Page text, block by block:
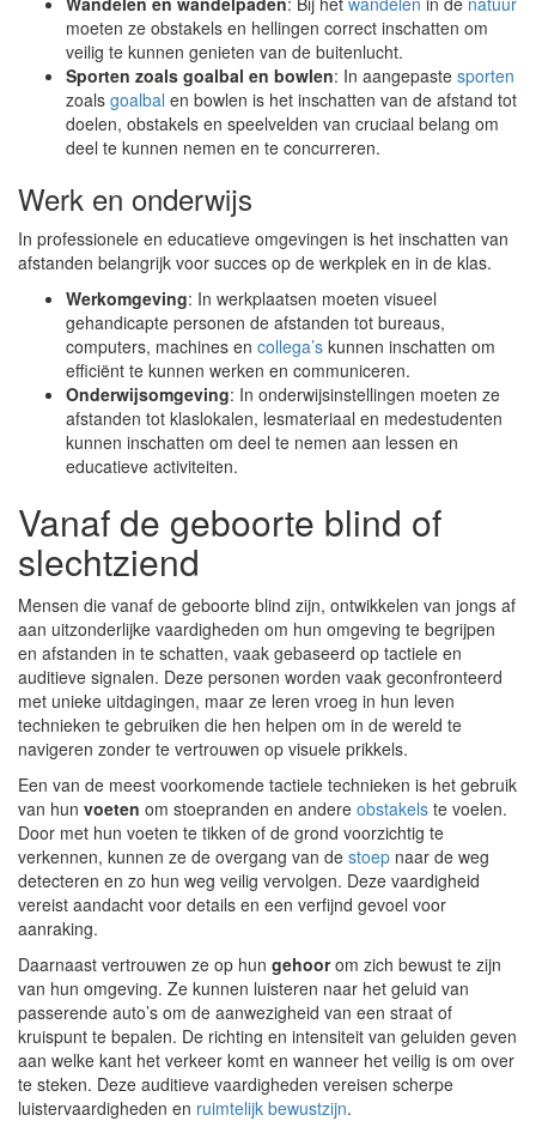
moeten ze obstakels en hellingen correct inschatten om
veilig te kunnen genieten van de buitenlucht.
Sporten zoals goalbal en bowlen: In aangepaste sporten
zoals goalbal en bowlen is het inschatten van de afstand tot
doelen, obstakels en speelvelden van cruciaal belang om
deel te kunnen nemen en te concurreren.
Werk en onderwijs
In professionele en educatieve omgevingen is het inschatten van
afstanden belangrijk voor succes op de werkplek en in de klas.
Werkomgeving: In werkplaatsen moeten visueel
gehandicapte personen de afstanden tot bureaus,
computers, machines en collega’s kunnen inschatten om
efficiënt te kunnen werken en communiceren.
Onderwijsomgeving: In onderwijsinstellingen moeten ze
afstanden tot klaslokalen, lesmateriaal en medestudenten
kunnen inschatten om deel te nemen aan lessen en
educatieve activiteiten.
Vanaf de geboorte blind of
slechtziend
Mensen die vanaf de geboorte blind zijn, ontwikkelen van jongs af
aan uitzonderlijke vaardigheden om hun omgeving te begrijpen
en afstanden in te schatten, vaak gebaseerd op tactiele en
auditieve signalen. Deze personen worden vaak geconfronteerd
met unieke uitdagingen, maar ze leren vroeg in hun leven
technieken te gebruiken die hen helpen om in de wereld te
navigeren zonder te vertrouwen op visuele prikkels.
Een van de meest voorkomende tactiele technieken is het gebruik
van hun voeten om stoepranden en andere obstakels te voelen.
Door met hun voeten te tikken of de grond voorzichtig te
verkennen, kunnen ze de overgang van de stoep naar de weg
detecteren en zo hun weg veilig vervolgen. Deze vaardigheid
vereist aandacht voor details en een verfijnd gevoel voor
aanraking.
Daarnaast vertrouwen ze op hun gehoorom zich bewust te zijn
van hun omgeving. Ze kunnen luisteren naar het geluid van
passerende auto’s om de aanwezigheid van een straat of
kruispunt te bepalen. De richting en intensiteit van geluiden geven
aan welke kant het verkeer komt en wanneer het veilig is om over
te steken. Deze auditieve vaardigheden vereisen scherpe
luistervaardigheden en ruimtelijk bewustzijn.